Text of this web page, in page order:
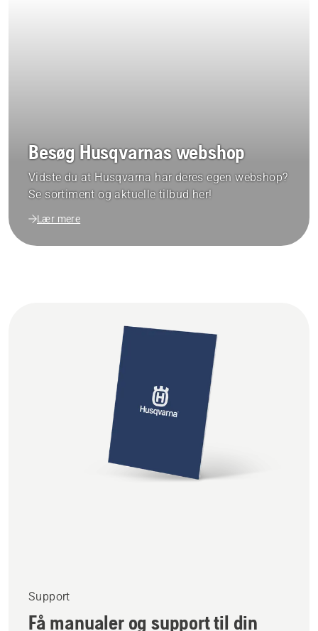
Besøg Husqvarnas webshop
Vidste du at Husqvarna har deres egen webshop?
Se sortiment og aktuelle tilbud her!
Lær mere
Support
Få manualer og support til din